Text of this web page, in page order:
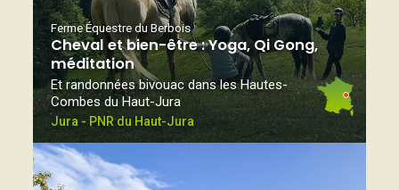
Ferme Équestre du Berbois
Cheval et bien-être : Yoga, Qi Gong,
méditation
Et randonnées bivouac dans les Hautes-
Combes du Haut-Jura
Jura - PNR du Haut-Jura